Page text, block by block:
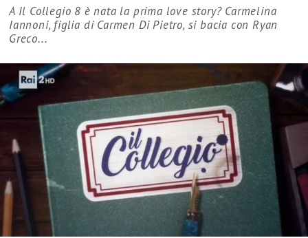
A Il Collegio 8 è nata la prima love story? Carmelina
Iannoni, figlia di Carmen Di Pietro, si bacia con Ryan
Greco...